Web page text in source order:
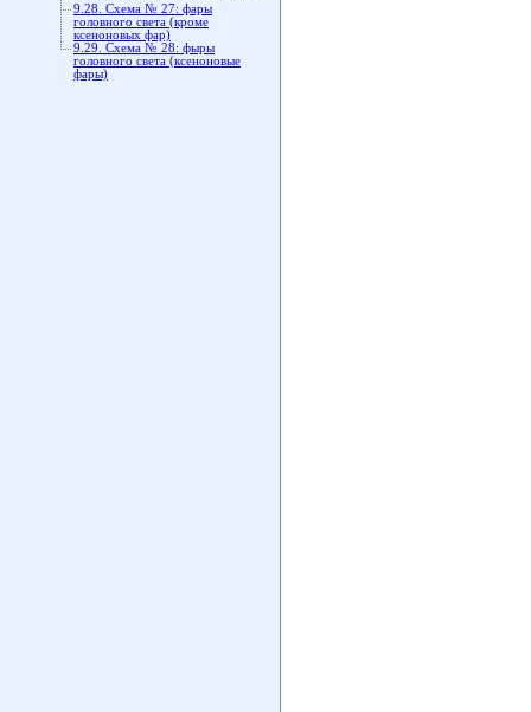
9.28. Схема № 27: фары
головного света (кроме
ксеноновых фар)
9.29. Схема № 28: фыры
головного света (ксеноновые
фары)